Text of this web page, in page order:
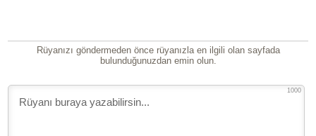
Rüyanızı göndermeden önce rüyanızla en ilgili olan sayfada
bulunduğunuzdan emin olun.
1000